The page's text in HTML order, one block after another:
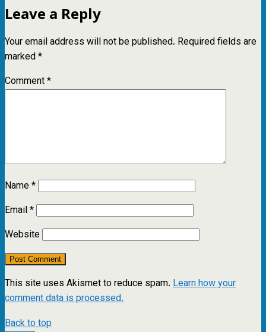
Leave a Reply
Your email address will not be published. Required fields are
marked*
Comment*
Name*
Email*
Website
This site uses Akismet to reduce spam. Learn how your
comment data is processed.
Back to top